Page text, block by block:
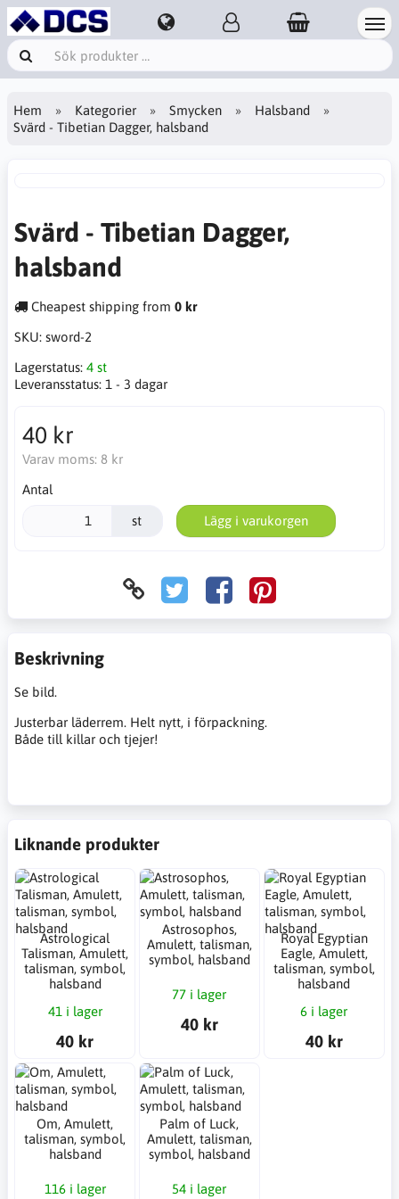
Hem Kategorier Smycken
Halsband
Svärd - Tibetian Dagger, halsband
Svärd - Tibetian Dagger,
halsband
Cheapest shipping from 0 kr
SKU: sword-2
Lagerstatus: 4 st
Leveransstatus: 1 - 3 dagar
40 kr
Varav moms: 8 kr
Antal
st Lägg i varukorgen
Beskrivning
Se bild.
Justerbar läderrem. Helt nytt, i förpackning.
Både till killar och tjejer!
Liknande produkter
Astrological
Talisman, Amulett,
talisman, symbol,
halsband
41 i lager
40 kr
Astrosophos,
Amulett, talisman,
symbol, halsband
77 i lager
40 kr
Royal Egyptian
Eagle, Amulett,
talisman, symbol,
halsband
6 i lager
40 kr
Om, Amulett,
talisman, symbol,
halsband
116 i lager
Palm of Luck,
Amulett, talisman,
symbol, halsband
54 i lager